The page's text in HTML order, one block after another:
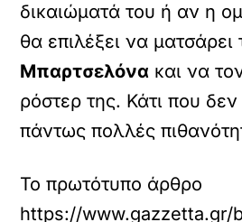
δικαιώματά του ή αν η
θα επιλέξει να
Μπαρτσελόνα και να
ρόστερ της. Κάτι που
πάντως πολλές
Το πρωτότυπο άρθρο
https://www.gazzetta.gr/